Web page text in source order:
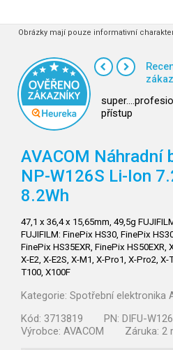
Obrázky mají pouze informativní
přístup
AVACOM Náhradní
NP-W126S Li-Ion
8.2Wh
47,1 x 36,4 x 15,65mm, 49,5g
FUJIFILM: FinePix HS30, FinePix
FinePix HS35EXR, FinePix HS50EXR,
X-E2, X-E2S, X-M1, X-Pro1, X-Pro2,
T100, X100F
Kategorie: Spotřební elektronika
Kód: 3713819 PN: DIFU-
Výrobce: AVACOM Záruka: 2